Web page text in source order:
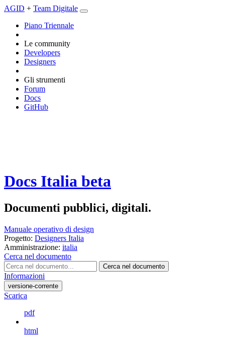
AGID + Team Digitale
Piano Triennale
Le community
Developers
Designers
Gli strumenti
Forum
Docs
GitHub
Docs Italia beta
Documenti pubblici, digitali.
Manuale operativo di design
Progetto: Designers Italia
Amministrazione: italia
Cerca nel documento
Cerca nel documento
Informazioni
versione-corrente
Scarica
pdf
html